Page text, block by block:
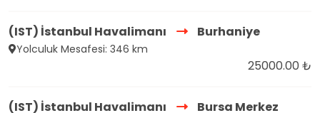
(IST) İstanbul Havalimanı Burhaniye
Yolculuk Mesafesi: 346 km
25000.00 ₺
(IST) İstanbul Havalimanı Bursa Merkez